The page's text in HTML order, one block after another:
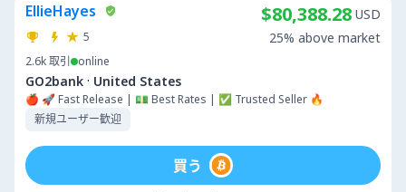
EllieHayes
5
2.6k取引 online
GO2bank · United States
🍎 🚀 Fast Release | 💵 Best Rates | ✅ Trusted Seller 🔥
新規ユーザー歓迎
$80,388.28 USD
25% above market
買う